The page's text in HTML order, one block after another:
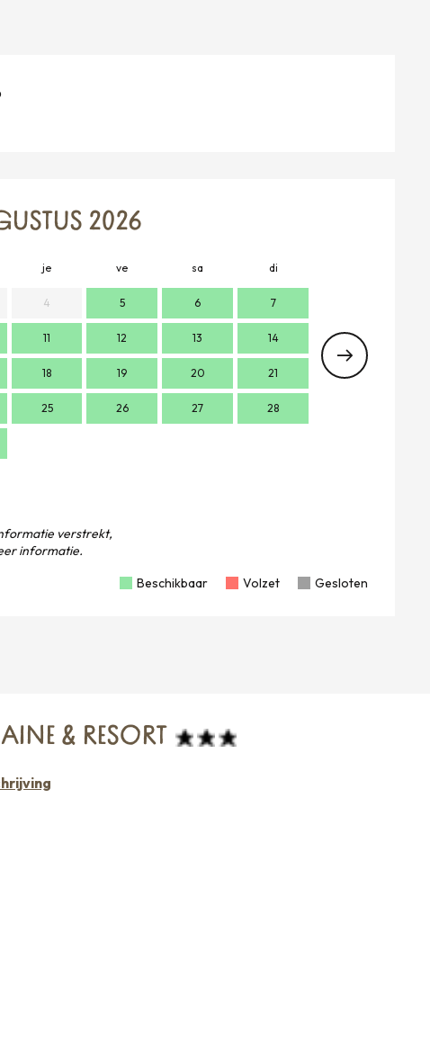
2026
je ve sa di
4 5 6 7
11 12 13 14
18 19 20 21
25 26 27 28
2
9
verstrekt,
informatie.
Beschikbaar
Volzet Gesloten
& RESORT